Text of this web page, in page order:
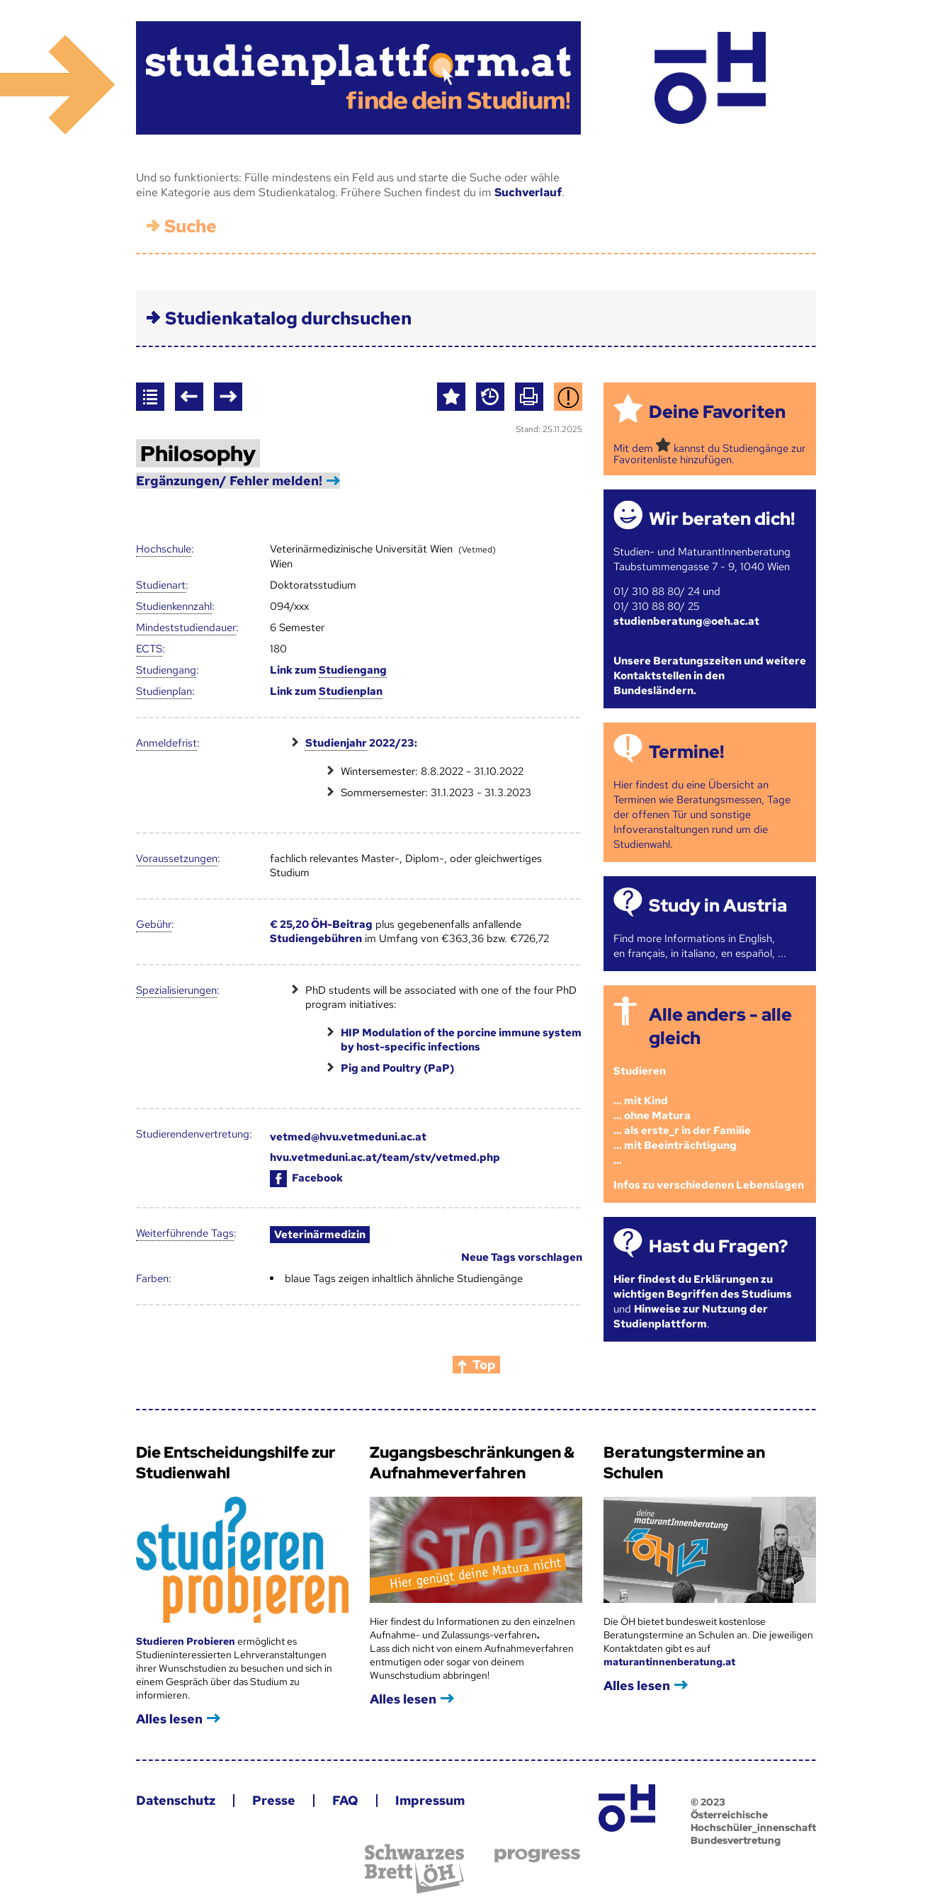
Und so funktionierts: Fülle mindestens ein Feld aus und starte die Suche oder wähle
eine Kategorie aus dem Studienkatalog. Frühere Suchen findest du im Suchverlauf.
Suche
Studienkatalog durchsuchen
Stand: 25.11.2025
Philosophy
Ergänzungen/ Fehler melden!
Hoch­schule: Veterinärmedizinische Universität Wien (Vetmed)
Wien
Studienart:
Doktoratsstudium
Studien­kenn­zahl:
094/xxx
Mindest­studien­dauer:
6 Semester
ECTS:
180
Studien­gang: Link zum Studien­gang
Studien­plan: Link zum Studien­plan
Anmelde­frist: Studienjahr2022/23:
Wintersemester: 8.8.2022 - 31.10.2022
Sommersemester: 31.1.2023 - 31.3.2023
Voraus­setzungen:
fachlich relevantes Master-, Diplom-, oder gleichwertiges
Studium
Gebühr: € 25,20 ÖH-Beitrag plus gegebenenfalls anfallende
Studiengebührenim Umfang von €363,36 bzw. €726,72
Speziali­sierungen:
PhD students will be associated with one of the four PhD
program initiatives:
HIP Modulation of the porcine immune system
by host-specific infections
Pig and Poultry (PaP)
Studierendenvertretung:
vetmed@hvu.vetmeduni.ac.at
hvu.vetmeduni.ac.at/team/stv/vetmed.php
Facebook
Weiter­führende Tags:
Veterinärmedizin
Neue Tags vorschlagen
Farben:
blaue Tags zeigen inhaltlich ähnliche Studiengänge
Deine Favoriten
Mit dem
kannst du Studiengänge zur
Favoritenliste hinzufügen.
Wir beraten dich!
Studien- und MaturantInnenberatung
Taubstummengasse 7 - 9, 1040 Wien
01/ 310 88 80/ 24 und
01/ 310 88 80/ 25
studienberatung@oeh.ac.at
Unsere Beratungszeiten und weitere
Kontaktstellen in den
Bundesländern.
Termine!
Hier findest du eine Übersicht an
Terminen wie Beratungsmessen, Tage
der offenen Tür und sonstige
Infoveranstaltungen rund um die
Studienwahl.
Study in Austria
Find more Informations in English,
en français, in italiano, en español, ...
Alle anders - alle
gleich
Studieren
... mit Kind
... ohne Matura
... als erste_r in der Familie
... mit Beeinträchtigung
...
Infos zu verschiedenen Lebenslagen
Hast du Fragen?
Hier findest du Erklärungen zu
wichtigen Begriffen des Studiums
und Hinweise zur Nutzung der
Studienplattform.
Top
Die Entscheidungshilfe zur
Studienwahl
Studieren Probieren ermöglicht es
Studieninteressierten Lehrveranstaltungen
ihrer Wunschstudien zu besuchen und sich in
einem Gespräch über das Studium zu
informieren.
Alles lesen
Zugangsbeschränkungen &
Aufnahmeverfahren
Hier findest du Informationen zu den einzelnen
Aufnahme- und Zulassungs-verfahren.
Lass dich nicht von einem Aufnahmeverfahren
entmutigen oder sogar von deinem
Wunschstudium abbringen!
Alles lesen
Beratungstermine an
Schulen
Die ÖH bietet bundesweit kostenlose
Beratungstermine an Schulen an. Die jeweiligen
Kontaktdaten gibt es auf
maturantinnenberatung.at
Alles lesen
Datenschutz Presse FAQ Impressum
© 2023
Österreichische
Hochschüler_innenschaft
Bundesvertretung